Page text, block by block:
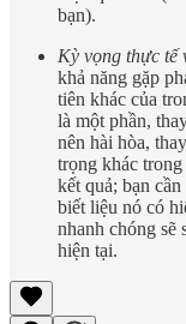
bạn).
Kỳ vọng thực tế
khả năng gặp
tiên khác của
là một phần,
nên hài hòa,
trọng khác
kết quả; bạn
biết liệu nó có
nhanh chóng sẽ
hiện tại.